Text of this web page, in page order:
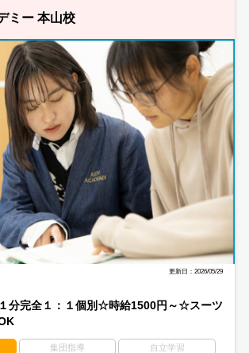
ミー 本山校
更新日：2026/05/29
分完全１：１個別☆時給1500円～☆スーツ
集団指導 自立学習